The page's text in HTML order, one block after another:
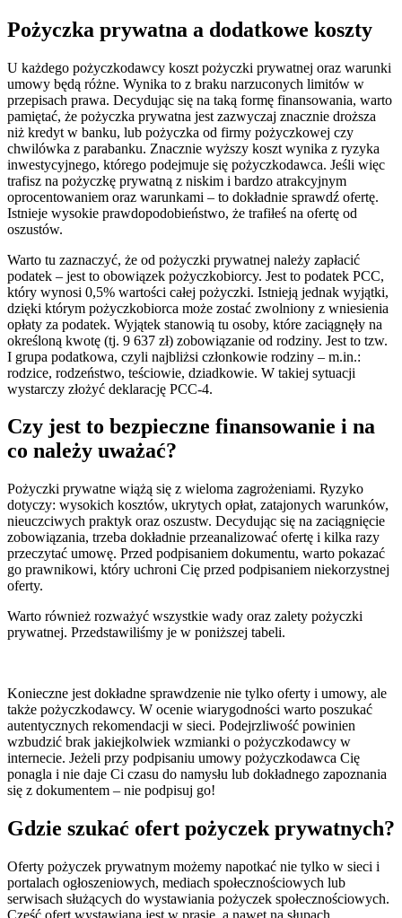
Pożyczka prywatna a dodatkowe koszty
U każdego pożyczkodawcy koszt pożyczki prywatnej oraz warunki
umowy będą różne. Wynika to z braku narzuconych limitów w
przepisach prawa. Decydując się na taką formę finansowania, warto
pamiętać, że pożyczka prywatna jest zazwyczaj znacznie droższa
niż kredyt w banku, lub pożyczka od firmy pożyczkowej czy
chwilówka z parabanku. Znacznie wyższy koszt wynika z ryzyka
inwestycyjnego, którego podejmuje się pożyczkodawca. Jeśli więc
trafisz na pożyczkę prywatną z niskim i bardzo atrakcyjnym
oprocentowaniem oraz warunkami – to dokładnie sprawdź ofertę.
Istnieje wysokie prawdopodobieństwo, że trafiłeś na ofertę od
oszustów.
Warto tu zaznaczyć, że od pożyczki prywatnej należy zapłacić
podatek – jest to obowiązek pożyczkobiorcy. Jest to podatek PCC,
który wynosi 0,5% wartości całej pożyczki. Istnieją jednak wyjątki,
dzięki którym pożyczkobiorca może zostać zwolniony z wniesienia
opłaty za podatek. Wyjątek stanowią tu osoby, które zaciągnęły na
określoną kwotę (tj. 9 637 zł) zobowiązanie od rodziny. Jest to tzw.
I grupa podatkowa, czyli najbliżsi członkowie rodziny – m.in.:
rodzice, rodzeństwo, teściowie, dziadkowie. W takiej sytuacji
wystarczy złożyć deklarację PCC-4.
Czy jest to bezpieczne finansowanie i na
co należy uważać?
Pożyczki prywatne wiążą się z wieloma zagrożeniami. Ryzyko
dotyczy: wysokich kosztów, ukrytych opłat, zatajonych warunków,
nieuczciwych praktyk oraz oszustw. Decydując się na zaciągnięcie
zobowiązania, trzeba dokładnie przeanalizować ofertę i kilka razy
przeczytać umowę. Przed podpisaniem dokumentu, warto pokazać
go prawnikowi, który uchroni Cię przed podpisaniem niekorzystnej
oferty.
Warto również rozważyć wszystkie wady oraz zalety pożyczki
prywatnej. Przedstawiliśmy je w poniższej tabeli.
Konieczne jest dokładne sprawdzenie nie tylko oferty i umowy, ale
także pożyczkodawcy. W ocenie wiarygodności warto poszukać
autentycznych rekomendacji w sieci. Podejrzliwość powinien
wzbudzić brak jakiejkolwiek wzmianki o pożyczkodawcy w
internecie. Jeżeli przy podpisaniu umowy pożyczkodawca Cię
ponagla i nie daje Ci czasu do namysłu lub dokładnego zapoznania
się z dokumentem – nie podpisuj go!
Gdzie szukać ofert pożyczek prywatnych?
Oferty pożyczek prywatnym możemy napotkać nie tylko w sieci i
portalach ogłoszeniowych, mediach społecznościowych lub
serwisach służących do wystawiania pożyczek społecznościowych.